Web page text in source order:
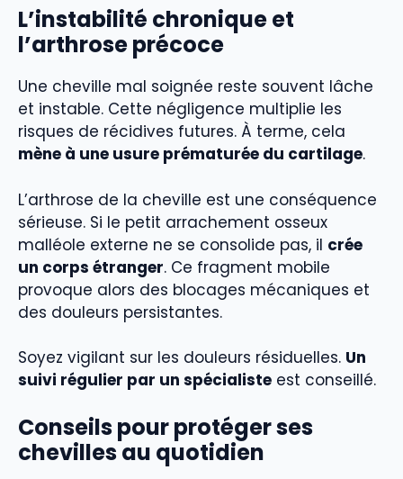
L’instabilité chronique et
l’arthrose précoce
Une cheville mal soignée reste souvent lâche
et instable. Cette négligence multiplie les
risques de récidives futures. À terme, cela
mène à une usure prématurée du cartilage.
L’arthrose de la cheville est une conséquence
sérieuse. Si le petit arrachement osseux
malléole externe ne se consolide pas, il crée
un corps étranger. Ce fragment mobile
provoque alors des blocages mécaniques et
des douleurs persistantes.
Soyez vigilant sur les douleurs résiduelles. Un
suivi régulier par un spécialiste est conseillé.
Conseils pour protéger ses
chevilles au quotidien